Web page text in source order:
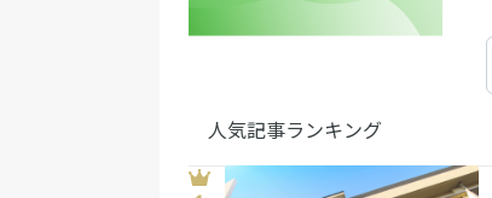
人気記事ランキング